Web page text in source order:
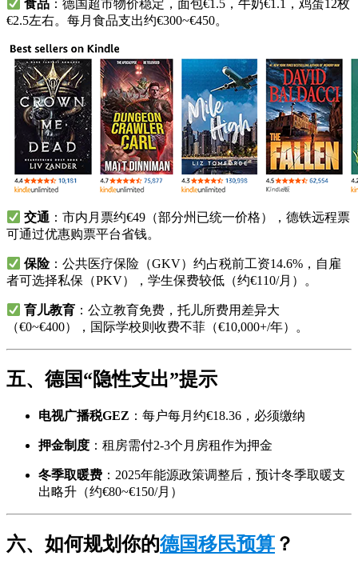
食品 ：德国超市物价稳定，面包€1.5，牛奶€1.1，鸡蛋12枚
€2.5左右。每月食品支出约€300~€450。
交通 ：市内月票约€49（部分州已统一价格），德铁远程票
可通过优惠购票平台省钱。
保险：公共医疗保险（GKV）约占税前工资14.6%，自雇
者可选择私保（PKV），学生保费较低（约€110/月）。
育儿教育 ：公立教育免费，托儿所费用差异大
（€0~€400），国际学校则收费不菲（€10,000+/年）。
五、德国“隐性支出”提示
电视广播税GEZ ：每户每月约€18.36，必须缴纳
押金制度 ：租房需付2-3个月房租作为押金
冬季取暖费 ：2025年能源政策调整后，预计冬季取暖支
出略升（约€80~€150/月）
六、如何规划你的德国移民预算 ？